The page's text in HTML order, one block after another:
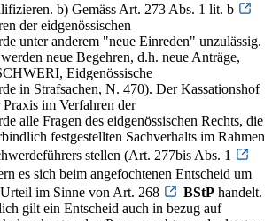
b) Gemäss Art. 273 Abs. 1 lit. b
der eidgenössischen
unter anderem "neue Einreden" unzulässig.
neue Begehren, d.h. neue Anträge,
Eidgenössische
in Strafsachen, N. 470). Der Kassationshof
im Verfahren der
alle Fragen des eidgenössischen Rechts, die
festgestellten Sachverhalts im Rahmen
stellen (Art. 277bis Abs. 1
es sich beim angefochtenen Entscheid um
im Sinne von Art. 268
BStP handelt.
gilt ein Entscheid auch in bezug auf